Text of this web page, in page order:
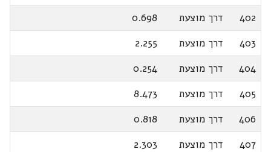
402
דרך מוצעת
0.698
403
דרך מוצעת
2.255
404
דרך מוצעת
0.254
405
דרך מוצעת
8.473
406
דרך מוצעת
0.818
407
דרך מוצעת
2.303